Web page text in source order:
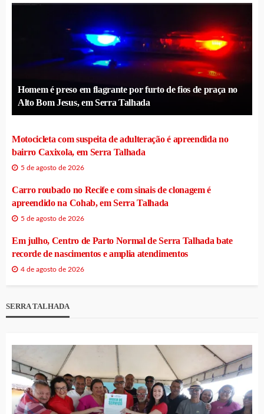
Homem é preso em flagrante por furto de fios de praça no
Alto Bom Jesus, em Serra Talhada
Motocicleta com suspeita de adulteração é apreendida no
bairro Caxixola, em Serra Talhada
5 de agosto de 2026
Carro roubado no Recife e com sinais de clonagem é
apreendido na Cohab, em Serra Talhada
5 de agosto de 2026
Em julho, Centro de Parto Normal de Serra Talhada bate
recorde de nascimentos e amplia atendimentos
4 de agosto de 2026
SERRA TALHADA